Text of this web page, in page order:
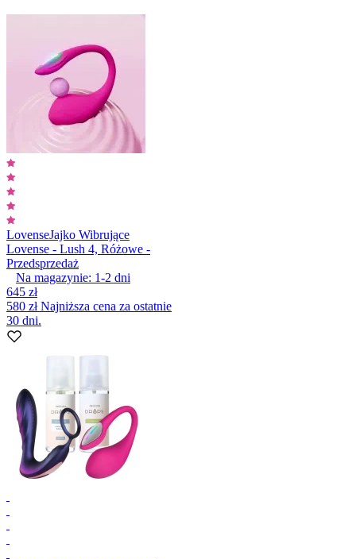
LovenseJajko Wibrujące
Lovense - Lush 4, Różowe -
Przedsprzedaż
Na magazynie: 1-2 dni
645 zł
580 złNajniższa cena za ostatnie
30 dni.